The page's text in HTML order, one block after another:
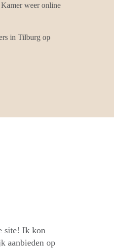
weer online
in Tilburg op
site! Ik kon
aanbieden op